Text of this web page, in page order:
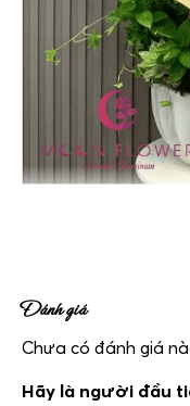
Đánh giá
Chưa có đánh giá
Hãy là người đầu